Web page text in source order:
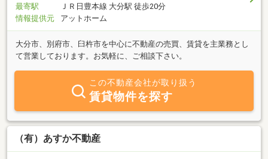
最寄駅
ＪＲ日豊本線 大分駅 徒歩20分
情報提供元
アットホーム
大分市、別府市、臼杵市を中心に不動産の売買、賃貸を主業務とし
て営業しております。お気軽に、ご相談下さい。
この不動産会社が取り扱う
賃貸物件を探す
（有）あすか不動産